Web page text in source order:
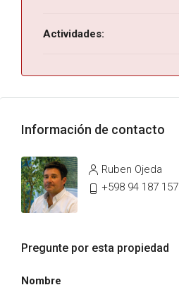
Actividades:
Información de contacto
Ruben Ojeda
+598 94 187 157
Pregunte por esta propiedad
Nombre